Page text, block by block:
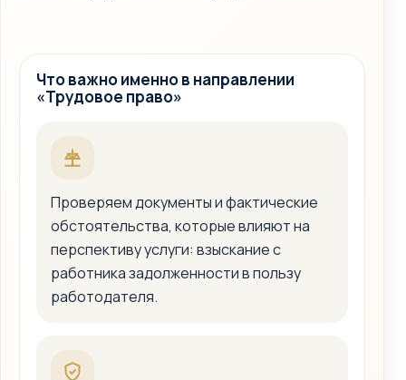
Что важно именно в направлении
«Трудовое право»
Проверяем документы и фактические
обстоятельства, которые влияют на
перспективу услуги: взыскание с
работника задолженности в пользу
работодателя.